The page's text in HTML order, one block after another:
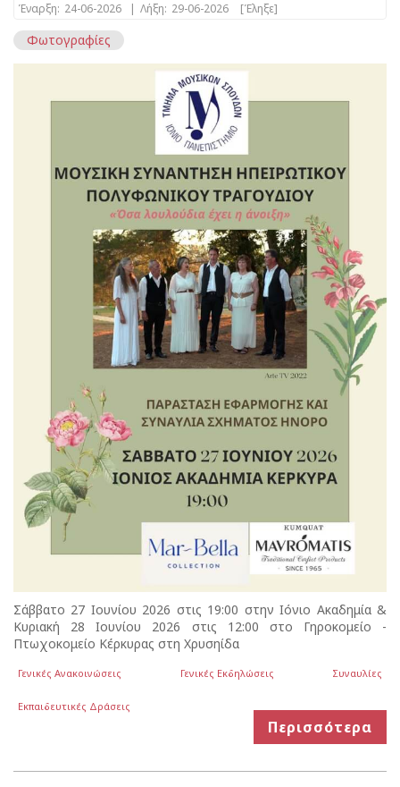
Έναρξη: 24-06-2026 | Λήξη: 29-06-2026 [Έληξε]
Φωτογραφίες
Σάββατο 27 Ιουνίου 2026 στις 19:00 στην Ιόνιο Ακαδημία &
Κυριακή 28 Ιουνίου 2026 στις 12:00 στο Γηροκομείο -
Πτωχοκομείο Κέρκυρας στη Χρυσηίδα
Γενικές Ανακοινώσεις Γενικές Εκδηλώσεις Συναυλίες
Εκπαιδευτικές Δράσεις
Περισσότερα